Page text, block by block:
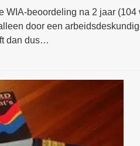
WIA-beoordeling na 2 jaar
door een
dan dus…